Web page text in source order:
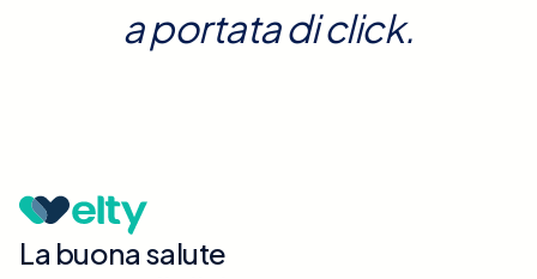
a portata di click.
La buona salute